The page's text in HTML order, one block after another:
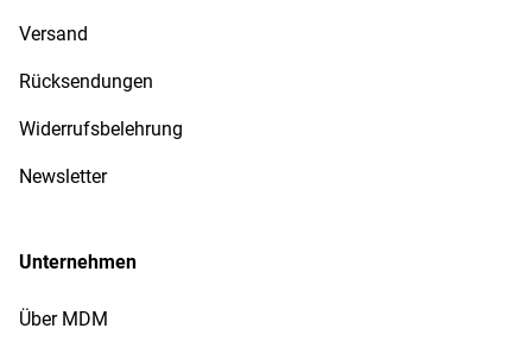
Versand
Rücksendungen
Widerrufsbelehrung
Newsletter
Unternehmen
Über MDM